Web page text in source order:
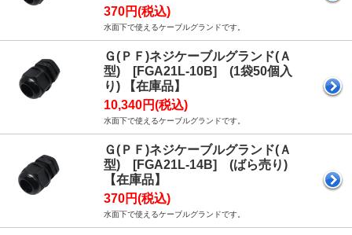
370円(税込)
水面下で使えるケーブルグランドです。
Ｇ(ＰＦ)ネジケーブルグランド(Ａ
型) [FGA21L-10B] (1袋50個入
り) 【在庫品】
10,340円(税込)
水面下で使えるケーブルグランドです。
Ｇ(ＰＦ)ネジケーブルグランド(Ａ
型) [FGA21L-14B] (ばら売り)
【在庫品】
370円(税込)
水面下で使えるケーブルグランドです。